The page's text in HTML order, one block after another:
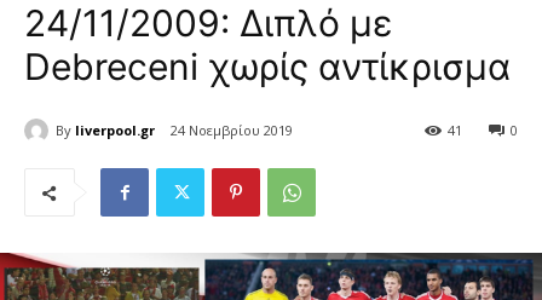
24/11/2009: Διπλό με
Debreceni χωρίς αντίκρισμα
By liverpool.gr 24 Νοεμβρίου 2019 0
41